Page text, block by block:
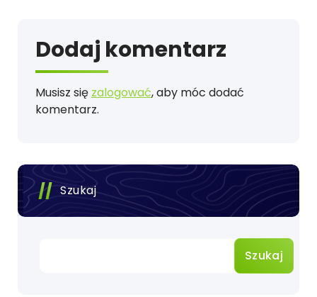
Dodaj komentarz
Musisz się zalogować, aby móc dodać
komentarz.
Szukaj
Szukaj